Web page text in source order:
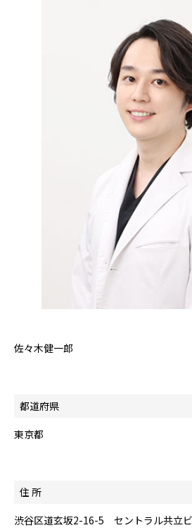
佐々木健一郎
都道府県
東京都
住 所
渋谷区道玄坂2-16-5 セントラル共立